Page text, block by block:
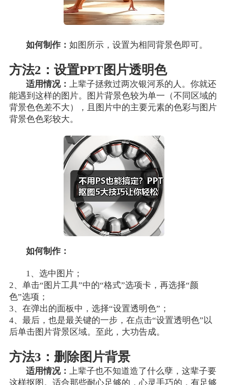
如何制作：如图所示，设置为相同背景色即可。
方法2：设置PPT图片透明色
适用情况：上辈子拯救过两次银河系的人。你就还
能遇到这样的图片。图片背景色较为单一（不同区域的
背景色色差不大），且图片中的主要元素的色彩与图片
背景色色彩较大。
如何制作：
1、选中图片；
2、单击“图片工具”中的“格式”选项卡，再选择“颜
色”选项；
3、在弹出的面板中，选择“设置透明色”；
4、最后，也是最关键的一步，在点击“设置透明色”以
后单击图片背景区域。至此，大功告成。
方法3：删除图片背景
适用情况：
上辈子也不知道造了什么孽，这辈子要
这样抠图。适合那些耐心足够的，心灵手巧的，有足够